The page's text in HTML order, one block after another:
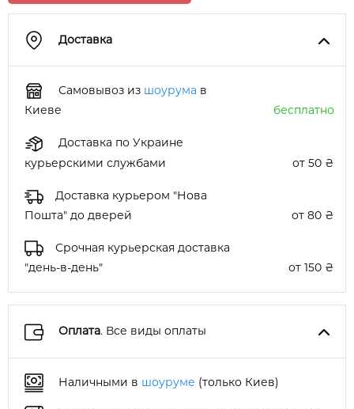
Доставка
Самовывоз из шоурума в
Киеве
бесплатно
Доставка по Украине
курьерскими службами
от 50 ₴
Доставка курьером "Нова
Пошта" до дверей
от 80 ₴
Срочная курьерская доставка
"день-в-день"
от 150 ₴
Оплата. Все виды оплаты
Наличными в шоуруме (только Киев)